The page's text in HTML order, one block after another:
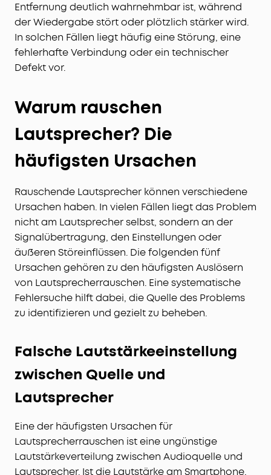
Entfernung deutlich wahrnehmbar ist, während
der Wiedergabe stört oder plötzlich stärker wird.
In solchen Fällen liegt häufig eine Störung, eine
fehlerhafte Verbindung oder ein technischer
Defekt vor.
Warum rauschen
Lautsprecher? Die
häufigsten Ursachen
Rauschende Lautsprecher können verschiedene
Ursachen haben. In vielen Fällen liegt das Problem
nicht am Lautsprecher selbst, sondern an der
Signalübertragung, den Einstellungen oder
äußeren Störeinflüssen. Die folgenden fünf
Ursachen gehören zu den häufigsten Auslösern
von Lautsprecherrauschen. Eine systematische
Fehlersuche hilft dabei, die Quelle des Problems
zu identifizieren und gezielt zu beheben.
Falsche Lautstärkeeinstellung
zwischen Quelle und
Lautsprecher
Eine der häufigsten Ursachen für
Lautsprecherrauschen ist eine ungünstige
Lautstärkeverteilung zwischen Audioquelle und
Lautsprecher. Ist die Lautstärke am Smartphone,